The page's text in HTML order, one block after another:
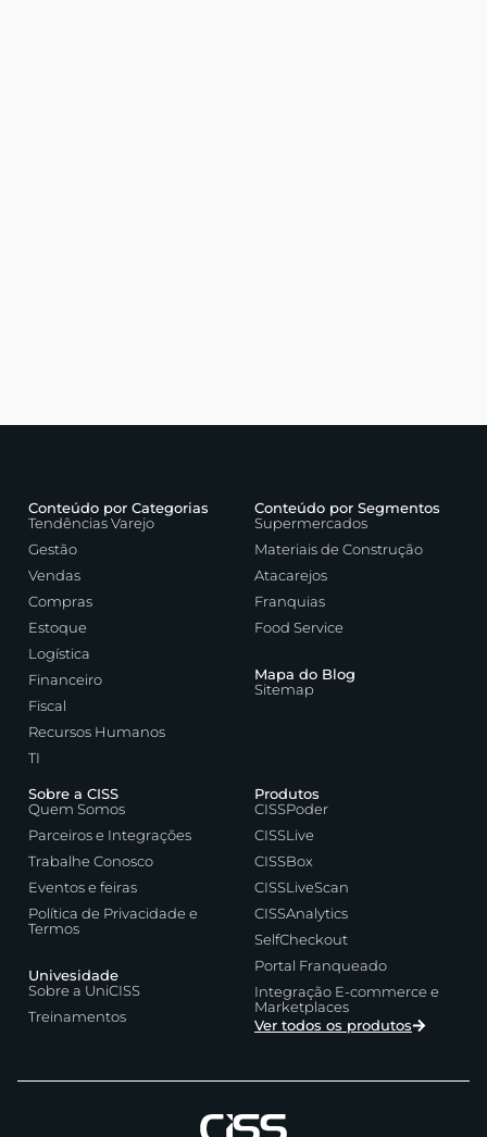
Conteúdo por Categorias
Tendências Varejo
Gestão
Vendas
Compras
Estoque
Logística
Financeiro
Fiscal
Recursos Humanos
TI
Conteúdo por Segmentos
Supermercados
Materiais de Construção
Atacarejos
Franquias
Food Service
Mapa do Blog
Sitemap
Sobre a CISS
Quem Somos
Parceiros e Integrações
Trabalhe Conosco
Eventos e feiras
Política de Privacidade e
Termos
Univesidade
Sobre a UniCISS
Treinamentos
Produtos
CISSPoder
CISSLive
CISSBox
CISSLiveScan
CISSAnalytics
SelfCheckout
Portal Franqueado
Integração E-commerce e
Marketplaces
Ver todos os produtos